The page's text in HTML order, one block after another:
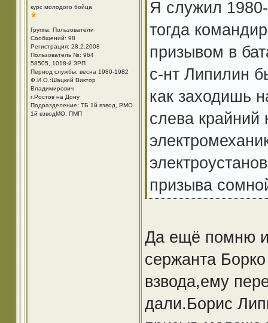
курс молодого бойца
Группа: Пользователи
Сообщений: 98
Регистрация: 28.2.2008
Пользователь №: 964
58505, 1018-й ЗРП
Период службы: весна 1980-1982
Ф.И.О.:Шацкий Виктор
Владимирович
г.Ростов на Дону
Подразделение: ТБ 1й взвод, РМО
1й взводМО, ПМП
Я служил
тогда
призывом в
с-нт Липилин
как заходишь
слева крайний
призыва
Да ещё помню
сержанта
взвода,ему
дали.Борис